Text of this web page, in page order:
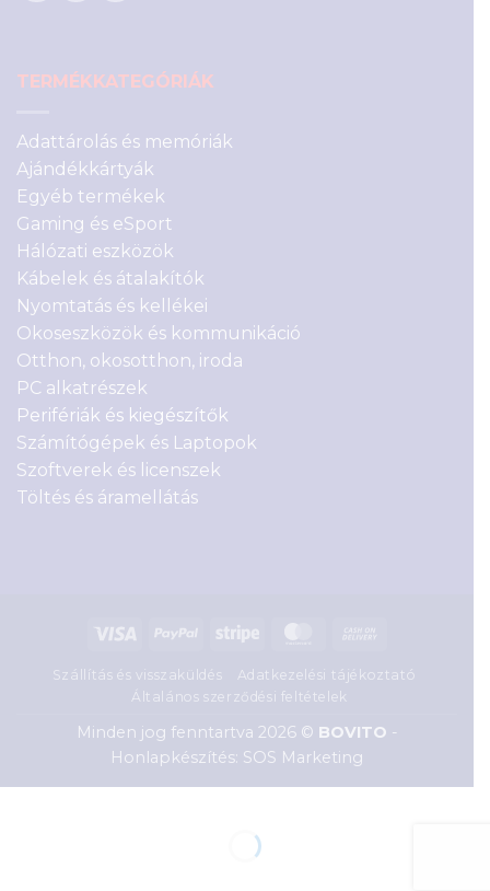
TERMÉKKATEGÓRIÁK
Adattárolás és memóriák
Ajándékkártyák
Egyéb termékek
Gaming és eSport
Hálózati eszközök
Kábelek és átalakítók
Nyomtatás és kellékei
Okoseszközök és kommunikáció
Otthon, okosotthon, iroda
PC alkatrészek
Perifériák és kiegészítők
Számítógépek és Laptopok
Szoftverek és licenszek
Töltés és áramellátás
Visa PayPal Stripe MasterCard
Delivery
Szállítás és visszaküldés
Adatkezelési tájékoztató
Általános szerződési feltételek
Minden jog fenntartva 2026 © BOVITO -
Honlapkészítés: SOS Marketing